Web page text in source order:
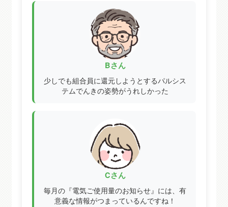
B
Bさん
少しでも組合員に還元しようとするパルシス
テムでんきの姿勢がうれしかった
C
Cさん
毎月の『電気ご使用量のお知らせ』には、有
意義な情報がつまっているんですね！